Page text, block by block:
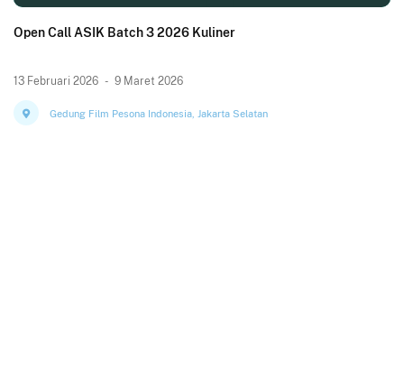
Open Call ASIK Batch 3 2026 Kuliner
13 Februari 2026 - 9 Maret 2026
Gedung Film Pesona Indonesia, Jakarta Selatan